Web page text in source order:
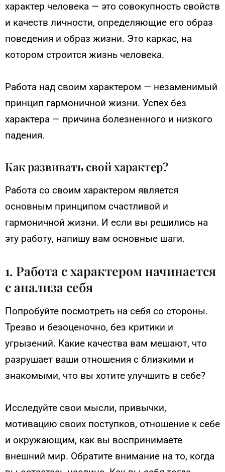
характер человека — это совокупность свойств
и качеств личности, определяющие его образ
поведения и образ жизни. Это каркас, на
котором строится жизнь человека.
Работа над своим характером — незаменимый
принцип гармоничной жизни. Успех без
характера — причина болезненного и низкого
падения.
Как развивать свой характер?
Работа со своим характером является
основным принципом счастливой и
гармоничной жизни. И если вы решились на
эту работу, напишу вам основные шаги.
1. Работа с характером начинается
с анализа себя
Попробуйте посмотреть на себя со стороны.
Трезво и безоценочно, без критики и
угрызений. Какие качества вам мешают, что
разрушает ваши отношения с близкими и
знакомыми, что вы хотите улучшить в себе?
Исследуйте свои мысли, привычки,
мотивацию своих поступков, отношение к себе
и окружающим, как вы воспринимаете
внешний мир. Обратите внимание на то, когда